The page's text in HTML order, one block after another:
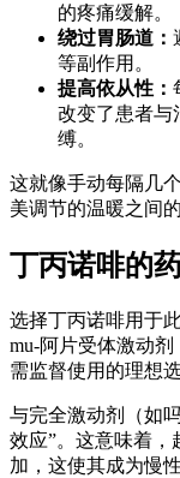
的疼痛缓解。
绕过胃肠道：
等副作用。
提高依从性：
改变了患者与
缚。
这就像手动每隔几
美调节的温暖之间的
丁丙诺啡的
选择丁丙诺啡用于
mu-阿片受体激动
需监督使用的理想选
与完全激动剂（如
效应”。这意味着，
加，这使其成为慢